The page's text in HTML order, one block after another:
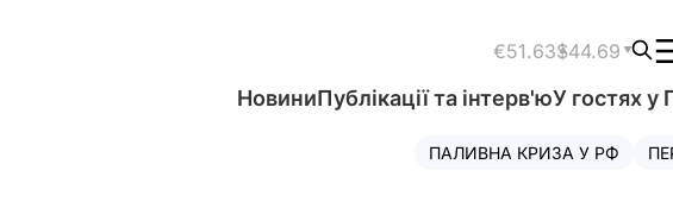
€51.63$44.69
НовиниПублікації та інтерв'юУ гостях у
ПАЛИВНА КРИЗА У РФ